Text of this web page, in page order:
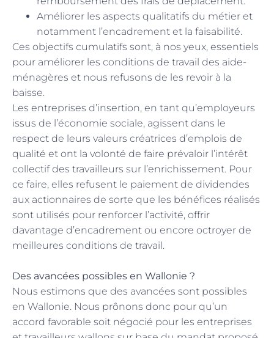
Améliorer les aspects qualitatifs du métier et
notamment l’encadrement et la faisabilité.
Ces objectifs cumulatifs sont, à nos yeux, essentiels
pour améliorer les conditions de travail des aide-
ménagères et nous refusons de les revoir à la
baisse.
Les entreprises d’insertion, en tant qu’employeurs
issus de l’économie sociale, agissent dans le
respect de leurs valeurs créatrices d’emplois de
qualité et ont la volonté de faire prévaloir l’intérêt
collectif des travailleurs sur l’enrichissement. Pour
ce faire, elles refusent le paiement de dividendes
aux actionnaires de sorte que les bénéfices réalisés
sont utilisés pour renforcer l’activité, offrir
davantage d’encadrement ou encore octroyer de
meilleures conditions de travail.
Des avancées possibles en Wallonie ?
Nous estimons que des avancées sont possibles
en Wallonie. Nous prônons donc pour qu’un
accord favorable soit négocié pour les entreprises